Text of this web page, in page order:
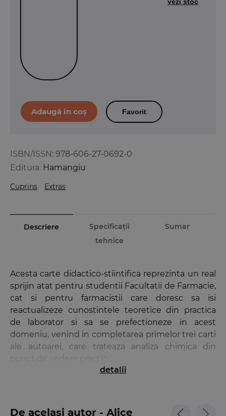
ISBN/ISSN: 978-606-27-0692-0
Editura: Hamangiu
Cuprins Extras
vezi stoc
Favorit
Descriere
Specificații
tehnice
Sumar
Acesta carte didactico-stiintifica reprezinta un real
sprijin atat pentru studentii Facultatii de Farmacie,
cat si pentru farmacistii care doresc sa isi
reactualizeze cunostintele teoretice din practica
de laborator si sa se prefectioneze in acest
domeniu, venind in completarea primelor trei carti
ale autoarei, care trateaza analiza chimica din
In aceasta lucrare autoarea a prezentat informatiile
Farmacopeei Statelor Unite. Autoarea a structurat
detalii
De același autor - Alice